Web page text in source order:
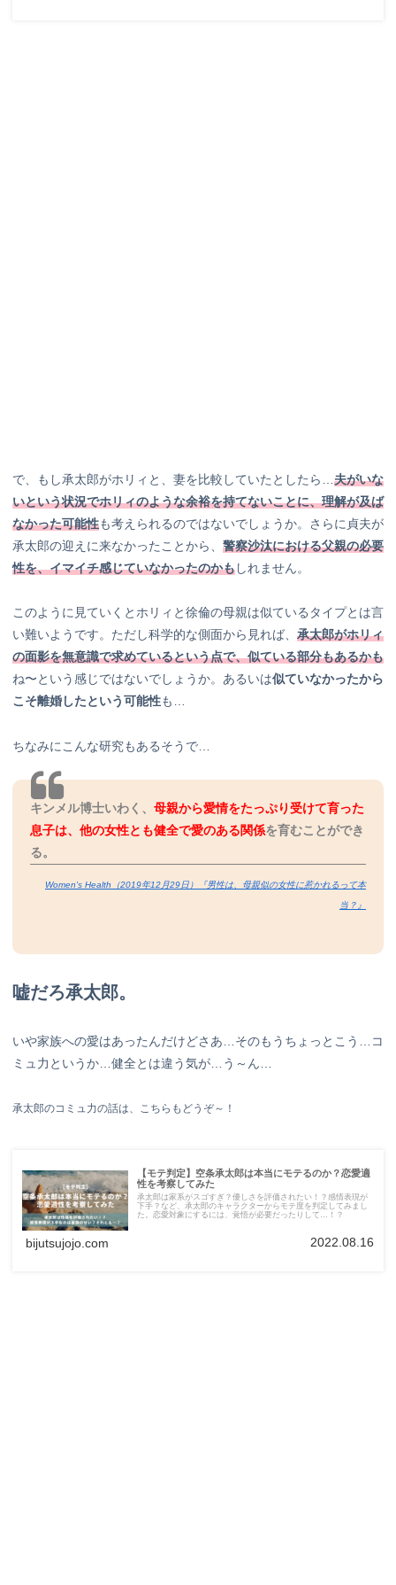
で、もし承太郎がホリィと、妻を比較していたとしたら… 夫がいな
いという状況でホリィのような余裕を持てないことに、理解が及ば
なかった可能性も考えられるのではないでしょうか。さらに貞夫が
承太郎の迎えに来なかったことから、 警察沙汰における父親の必要
性を、イマイチ感じていなかったのかもしれません。
このように見ていくとホリィと徐倫の母親は似ているタイプとは言
い難いようです。ただし科学的な側面から見れば、 承太郎がホリィ
の面影を無意識で求めているという点で、似ている部分もあるかも
ね〜という感じではないでしょうか。あるいは似ていなかったから
こそ離婚したという可能性も…
ちなみにこんな研究もあるそうで…
キンメル博士いわく、 母親から愛情をたっぷり受けて育った
息子は、他の女性とも健全で愛のある関係を育むことができ
る。
Women's Health（2019年12月29日）『男性は、母親似の女性に惹かれるって本
当？』
嘘だろ承太郎。
いや家族への愛はあったんだけどさあ…そのもうちょっとこう…コ
ミュ力というか…健全とは違う気が…う～ん…
承太郎のコミュ力の話は、こちらもどうぞ～！
【モテ判定】空条承太郎は本当にモテるのか？恋愛適
性を考察してみた
承太郎は家系がスゴすぎ？優しさを評価されたい！？感情表現が
下手？など、承太郎のキャラクターからモテ度を判定してみまし
た。恋愛対象にするには、覚悟が必要だったりして…！？
bijutsujojo.com 2022.08.16